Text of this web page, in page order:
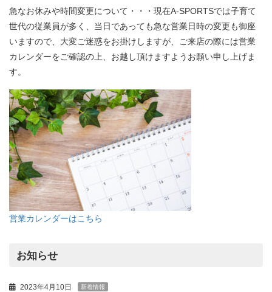
急なお休みや時間変更について・・・現在A-SPORTSでは子育て
世代の従業員が多く、当日であっても急な営業日時の変更も御座
いますので、大変ご迷惑をお掛けしますが、ご来店の際には営業
カレンダーをご確認の上、お越し頂けますようお願い申し上げま
す。
営業カレンダーはこちら
お知らせ
2023年4月10日 新着情報